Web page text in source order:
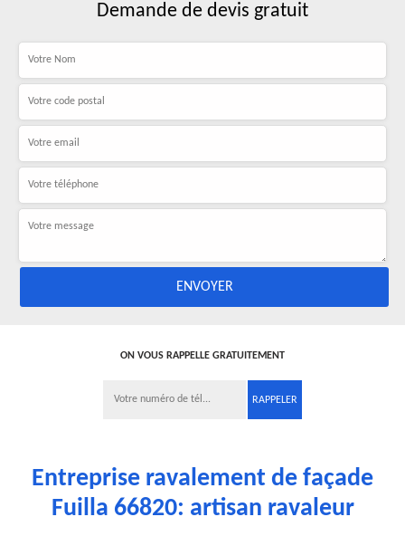
Demande de devis gratuit
ON VOUS RAPPELLE GRATUITEMENT
Entreprise ravalement de façade
Fuilla 66820: artisan ravaleur